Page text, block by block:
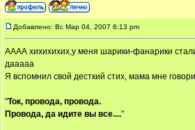
Добавлено: Вс Мар 04, 2007 6:13 pm
АААА хихихихих,у меня шарики-фанарики
дааааа
Я вспомнил свой десткий стих, мама мне
"Ток, провода, провода.
Провода, да идите вы все...."